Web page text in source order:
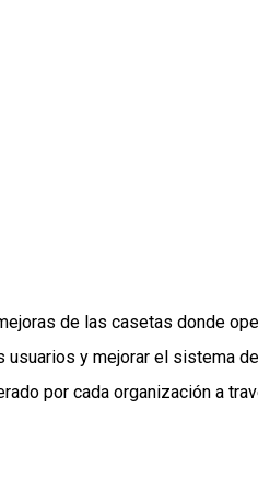
de las casetas donde
y mejorar el sistema
por cada organización a